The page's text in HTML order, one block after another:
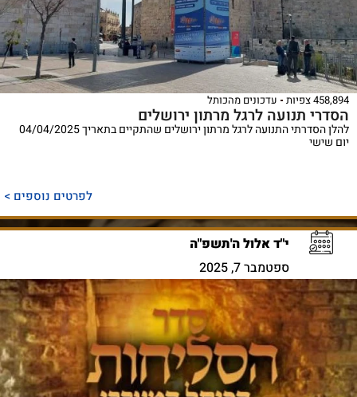
458,894 צפיות עדכונים מהכותל
הסדרי תנועה לרגל מרתון ירושלים
להלן הסדרתי התנועה לרגל מרתון ירושלים שהתקיים בתאריך 04/04/2025
יום שישי
לפרטים נוספים >
י"ד אלול ה'תשפ"ה
ספטמבר 7, 2025